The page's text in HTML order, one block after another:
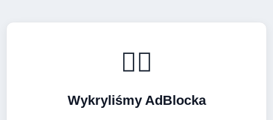
🚴‍♂️
Wykryliśmy AdBlocka